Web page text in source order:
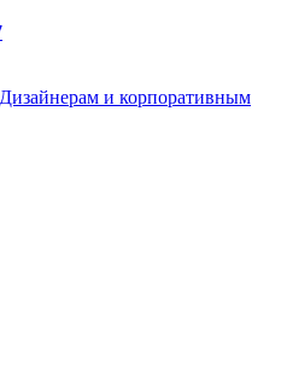
Дизайнерам и корпоративным